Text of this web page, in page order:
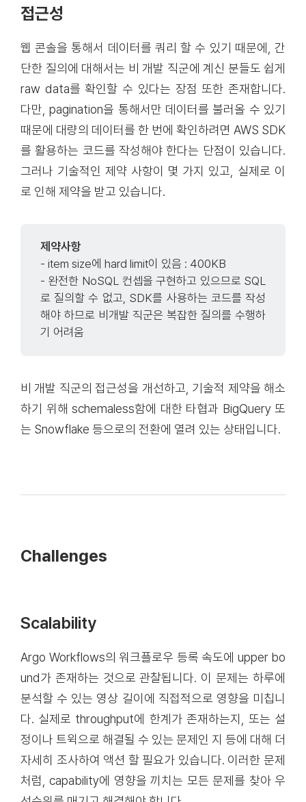
접근성
웹 콘솔을 통해서 데이터를 쿼리 할 수 있기 때문에, 간
단한 질의에 대해서는 비 개발 직군에 계신 분들도 쉽게
raw data를 확인할 수 있다는 장점 또한 존재합니다.
다만, pagination을 통해서만 데이터를 불러올 수 있기
때문에 대량의 데이터를 한 번에 확인하려면 AWS SDK
를 활용하는 코드를 작성해야 한다는 단점이 있습니다.
그러나 기술적인 제약 사항이 몇 가지 있고, 실제로 이
로 인해 제약을 받고 있습니다.
제약사항
- item size에 hard limit이 있음 : 400KB
- 완전한 NoSQL 컨셉을 구현하고 있으므로 SQL
로 질의할 수 없고, SDK를 사용하는 코드를 작성
해야 하므로 비개발 직군은 복잡한 질의를 수행하
기 어려움
비 개발 직군의 접근성을 개선하고, 기술적 제약을 해소
하기 위해 schemaless함에 대한 타협과 BigQuery 또
는 Snowflake 등으로의 전환에 열려 있는 상태입니다.
Challenges
Scalability
Argo Workflows의 워크플로우 등록 속도에 upper bo
und가 존재하는 것으로 관찰됩니다. 이 문제는 하루에
분석할 수 있는 영상 길이에 직접적으로 영향을 미칩니
다. 실제로 throughput에 한계가 존재하는지, 또는 설
정이나 트윅으로 해결될 수 있는 문제인 지 등에 대해 더
자세히 조사하여 액션 할 필요가 있습니다. 이러한 문제
처럼, capability에 영향을 끼치는 모든 문제를 찾아 우